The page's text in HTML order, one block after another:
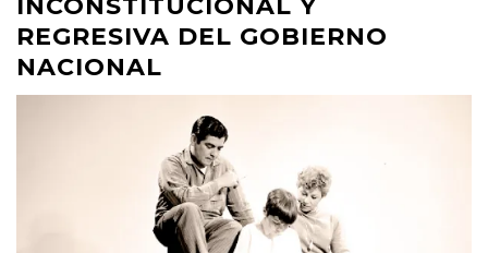
INCONSTITUCIONAL Y
REGRESIVA DEL GOBIERNO
NACIONAL